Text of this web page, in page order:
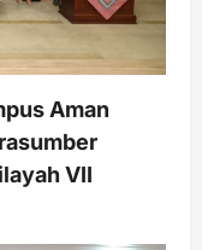
Aman
VII